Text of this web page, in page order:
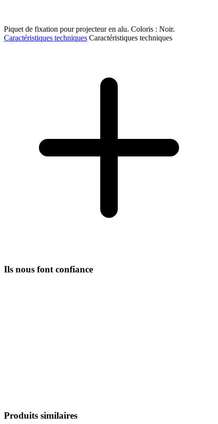
Piquet de fixation pour projecteur en alu. Coloris : Noir.
Caractéristiques techniques Caractéristiques techniques
Ils nous font confiance
Produits similaires